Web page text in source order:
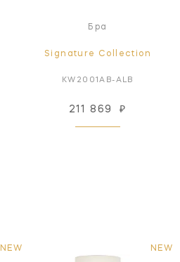
Бра
Signature Collection
KW2001AB-ALB
211 869 ₽
NEW NEW